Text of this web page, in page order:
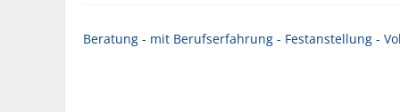
Beratung - mit Berufserfahrung - Festanstellung -